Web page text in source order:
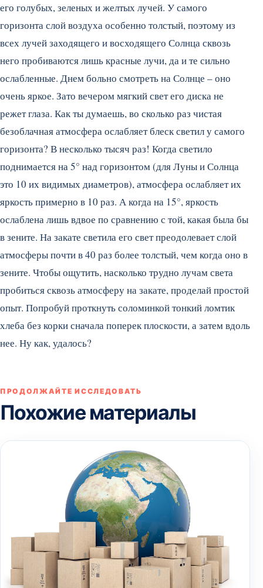
его голубых, зеленых и желтых лучей. У самого
горизонта слой воздуха особенно толстый, поэтому из
всех лучей заходящего и восходящего Солнца сквозь
него пробиваются лишь красные лучи, да и те сильно
ослабленные. Днем больно смотреть на Солнце – оно
очень яркое. Зато вечером мягкий свет его диска не
режет глаза. Как ты думаешь, во сколько раз чистая
безоблачная атмосфера ослабляет блеск светил у самого
горизонта? В несколько тысяч раз! Когда светило
поднимается на 5° над горизонтом (для Луны и Солнца
это 10 их видимых диаметров), атмосфера ослабляет их
яркость примерно в 10 раз. А когда на 15°, яркость
ослаблена лишь вдвое по сравнению с той, какая была бы
в зените. На закате светила его свет преодолевает слой
атмосферы почти в 40 раз более толстый, чем когда оно в
зените. Чтобы ощутить, насколько трудно лучам света
пробиться сквозь атмосферу на закате, проделай простой
опыт. Попробуй проткнуть соломинкой тонкий ломтик
хлеба без корки сначала поперек плоскости, а затем вдоль
нее. Ну как, удалось?
ПРОДОЛЖАЙТЕ ИССЛЕДОВАТЬ
Похожие материалы